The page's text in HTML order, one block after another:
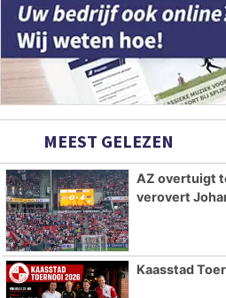
MEEST GELEZEN
AZ overtuigt
verovert
Kaasstad